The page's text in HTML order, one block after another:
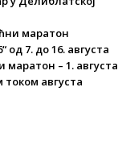
маратон
од 7. до 16. августа
маратон – 1. августа
током августа